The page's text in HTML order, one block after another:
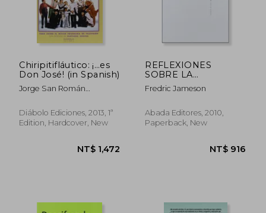
NT$ 1,177
Chiripitifláutico: ¡…es
Don José! (in Spanish)
Jorge San Román
Sánchez
Diábolo Ediciones, 2013, 1ª
Edition, Hardcover, New
REFLEXIONES
SOBRE LA
POSTMODERNIDAD:
UNA CONVERSACION
USANOS CON
FREDERIC JAMESON
Fredric Jameson
Abada Editores, 2010,
Paperback, New